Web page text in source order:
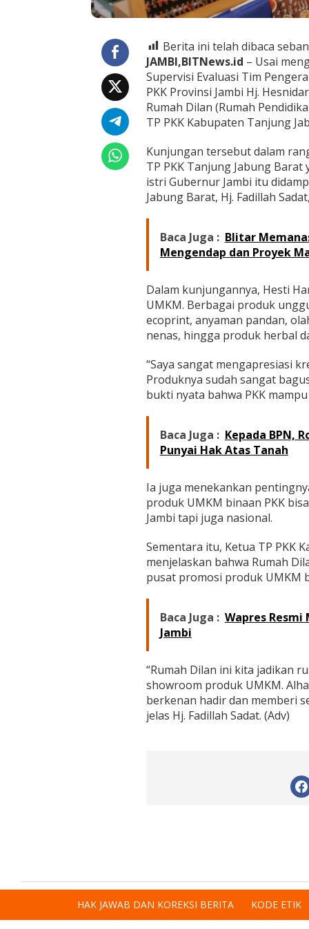
r
e
i
a
s
i
P
r
o
d
k
U
M
K
M
n
a
T
P
P
K
K
a
b
p
e
n
n
u
n
J
a
b
g
B
a
t
Berita ini telah dibaca
JAMBI,BITNews.id – Usai
Supervisi Evaluasi Tim
PKK Provinsi Jambi Hj.
Rumah Dilan (Rumah
TP PKK Kabupaten Tanjung
Kunjungan tersebut dalam
TP PKK Tanjung Jabung
istri Gubernur Jambi itu
Jabung Barat, Hj. Fadillah
Baca Juga : Blitar
Mengendap dan Proyek
Dalam kunjungannya, Hesti
UMKM. Berbagai produk
ecoprint, anyaman pandan,
nenas, hingga produk herbal
“Saya sangat mengapresiasi
Produknya sudah sangat
bukti nyata bahwa PKK
Baca Juga : Kepada BPN,
Punyai Hak Atas Tanah
Ia juga menekankan
produk UMKM binaan PKK
Jambi tapi juga nasional.
Sementara itu, Ketua TP PKK
menjelaskan bahwa Rumah
pusat promosi produk UMKM
Baca Juga : Wapres Resmi
Jambi
“Rumah Dilan ini kita jadikan
showroom produk UMKM.
berkenan hadir dan memberi
jelas Hj. Fadillah Sadat. (Adv)
HAK JAWAB DAN KOREKSI BERITA KODE ETIK